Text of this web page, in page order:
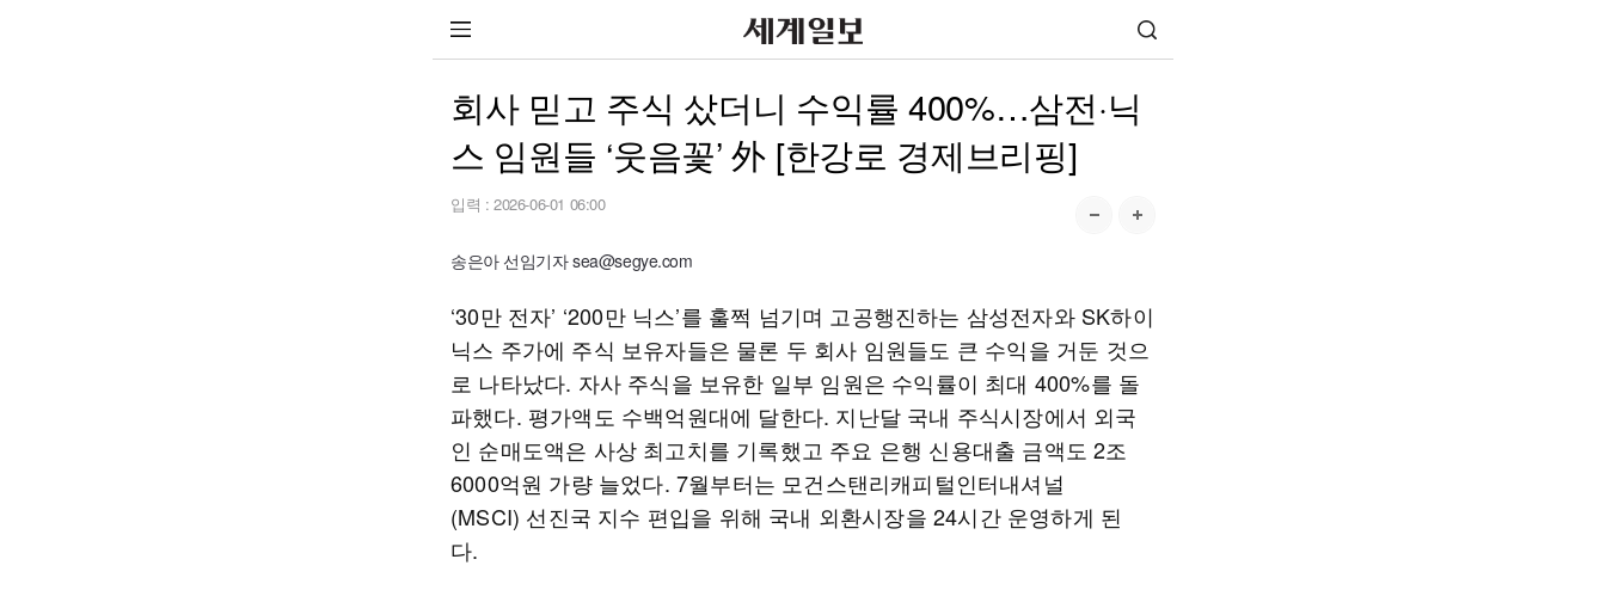
회사 믿고 주식 샀더니 수익률 400%…삼전·닉
스 임원들 ‘웃음꽃’ 外 [한강로 경제브리핑]
입력 : 2026-06-01 06:00
송은아 선임기자 sea@segye.com
‘30만 전자’ ‘200만 닉스’를 훌쩍 넘기며 고공행진하는 삼성전자와 SK하이
닉스 주가에 주식 보유자들은 물론 두 회사 임원들도 큰 수익을 거둔 것으
로 나타났다. 자사 주식을 보유한 일부 임원은 수익률이 최대 400%를 돌
파했다. 평가액도 수백억원대에 달한다. 지난달 국내 주식시장에서 외국
인 순매도액은 사상 최고치를 기록했고 주요 은행 신용대출 금액도 2조
6000억원 가량 늘었다. 7월부터는 모건스탠리캐피털인터내셔널
(MSCI) 선진국 지수 편입을 위해 국내 외환시장을 24시간 운영하게 된
다.